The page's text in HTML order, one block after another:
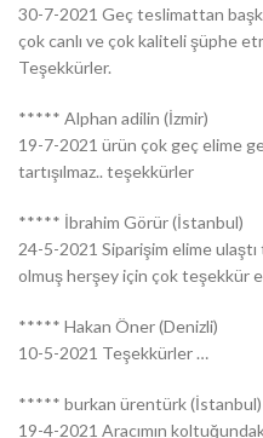
30-7-2021 Geç teslimattan
çok canlı ve çok kaliteli şüphe
Teşekkürler.
***** Alphan adilin (İzmir)
19-7-2021 ürün çok geç elime
tartışılmaz.. teşekkürler
***** İbrahim Görür (İstanbul)
24-5-2021 Siparişim elime
olmuş herşey için çok teşekkür
***** Hakan Öner (Denizli)
10-5-2021 Teşekkürler …
***** burkan ürentürk (İstanbul)
19-4-2021 Aracımın